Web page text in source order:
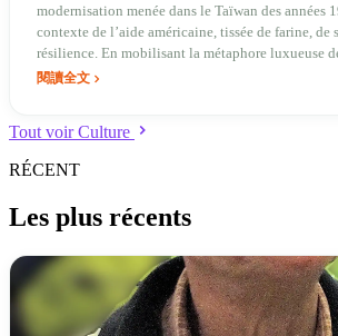
modernisation menée dans le Taïwan des années
contexte de l’aide américaine, tissée de farine, de
résilience. En mobilisant la métaphore luxueuse
une technique japonaise de déshydratation, le
guerre utilisa des substituts pour combler l’écart
閱讀全文
Tout voir Culture
RÉCENT
Les plus récents